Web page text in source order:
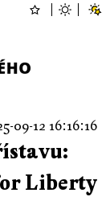
09-12 16:16:16
Liberty